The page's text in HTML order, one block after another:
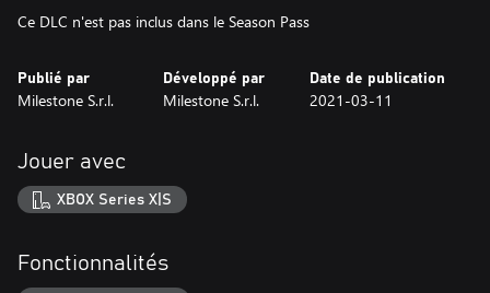
Ce DLC n'est pas inclus dans le Season Pass
Publié par
Milestone S.r.l.
Développé par
Milestone S.r.l.
Date de publication
2021-03-11
Jouer avec
XBOX Series X|S
Fonctionnalités